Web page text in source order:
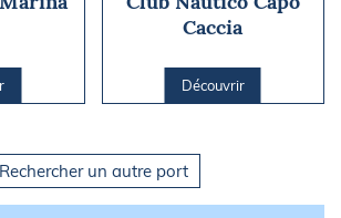
Caccia
Découvrir
Rechercher un autre port